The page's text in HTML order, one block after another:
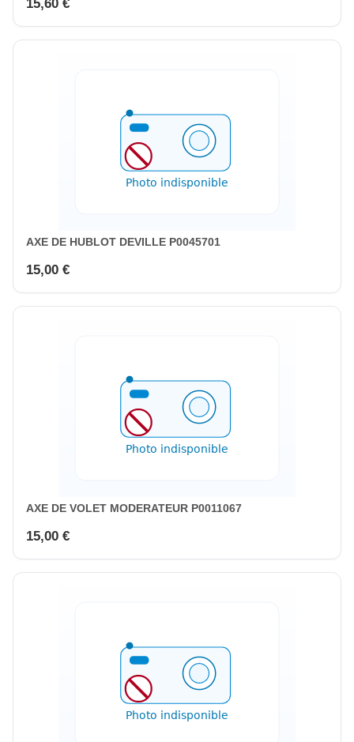
15,60 €
AXE DE HUBLOT DEVILLE P0045701
15,00 €
AXE DE VOLET MODERATEUR P0011067
15,00 €